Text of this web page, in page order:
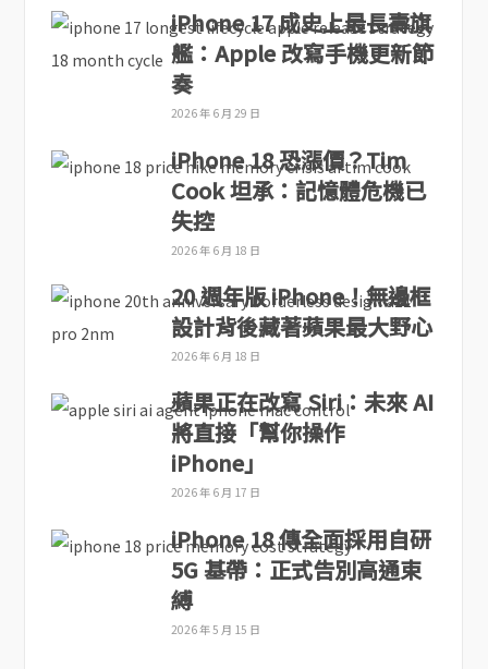
iPhone 17 成史上最長壽旗
艦：Apple 改寫手機更新節
奏
2026 年 6 月 29 日
iPhone 18 恐漲價？Tim
Cook 坦承：記憶體危機已
失控
2026 年 6 月 18 日
20 週年版 iPhone！無邊框
設計背後藏著蘋果最大野心
2026 年 6 月 18 日
蘋果正在改寫 Siri：未來 AI
將直接「幫你操作
iPhone」
2026 年 6 月 17 日
iPhone 18 傳全面採用自研
5G 基帶：正式告別高通束
縛
2026 年 5 月 15 日